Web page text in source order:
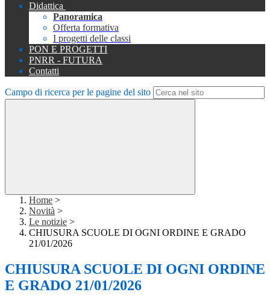
Didattica
Panoramica
Offerta formativa
I progetti delle classi
PON E PROGETTI
PNRR - FUTURA
Contatti
Campo di ricerca per le pagine del sito
Home >
Novità >
Le notizie >
CHIUSURA SCUOLE DI OGNI ORDINE E GRADO
21/01/2026
CHIUSURA SCUOLE DI OGNI ORDINE
E GRADO 21/01/2026